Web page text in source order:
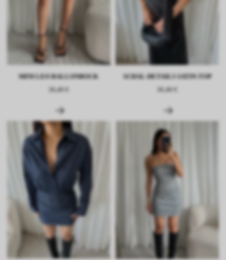
MINI LEO BALLONROCK
36,40 €
SCHAL-DETAILS SATIN-TOP
36,40 €